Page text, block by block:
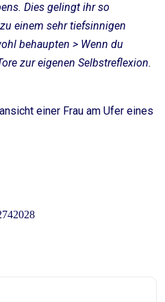
Dies gelingt ihr so
einem sehr tiefsinnigen
behaupten > Wenn du
zur eigenen Selbstreflexion.
einer Frau am Ufer eines